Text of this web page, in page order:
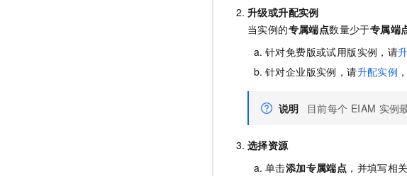
升级或升配实例
当实例的专属端点数量少于专属端
针对免费版或试用版实例，请
针对企业版实例，请升配实例
说明 目前每个 EIAM 实例
选择资源
单击添加专属端点 ，并填写相